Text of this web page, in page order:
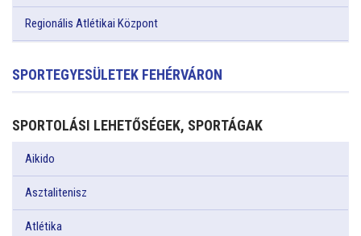
Regionális Atlétikai Központ
SPORTEGYESÜLETEK FEHÉRVÁRON
SPORTOLÁSI LEHETŐSÉGEK, SPORTÁGAK
Aikido
Asztalitenisz
Atlétika